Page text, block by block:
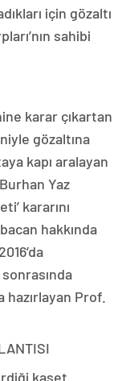
için gözaltı
sahibi
karar çıkartan
gözaltına
kapı aralayan
Yaz
kararını
hakkında
Prof.
kaset